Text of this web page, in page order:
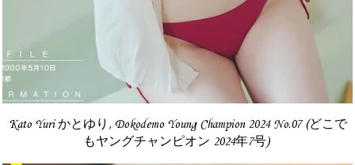
Kato Yuri かとゆり, Dokodemo Young Champion 2024 No.07 (どこで
もヤングチャンピオン 2024年7号)